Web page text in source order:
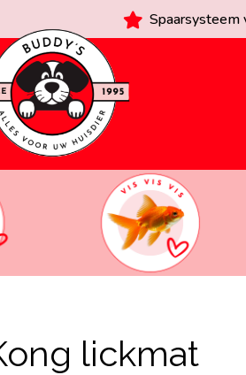
Spaarsysteem
lickmat